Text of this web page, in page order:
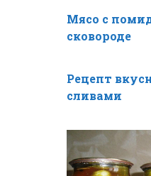
Мясо с
сковороде
Рецепт
сливами